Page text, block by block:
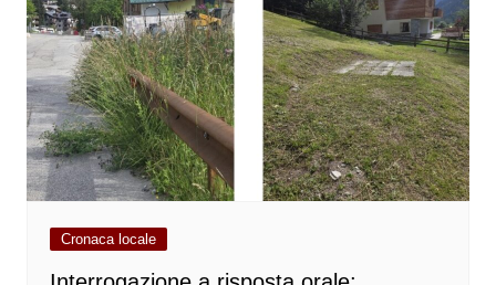
Cronaca locale